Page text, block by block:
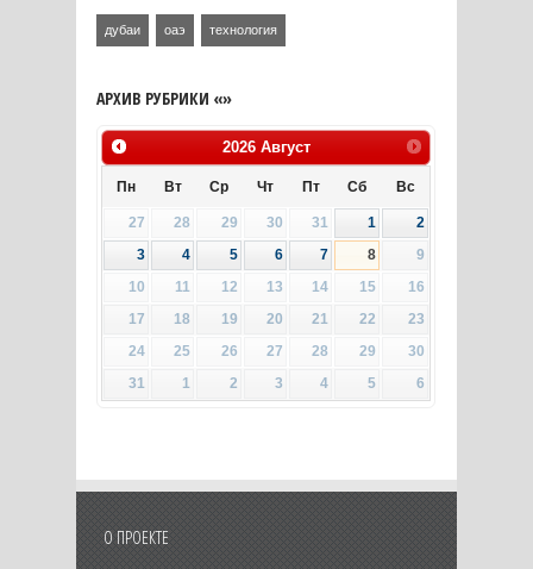
дубаи оаэ технология
АРХИВ РУБРИКИ «»
2026 Август
Пн Вт Ср Чт Пт Сб Вс
27 28 29 30 31 1
2
3
4 5 6 7 8
9
10
11 12 13 14 15
16
17
18 19 20 21 22
23
24
25 26 27 28 29
30
31
1 2 3 4 5 6
О ПРОЕКТЕ